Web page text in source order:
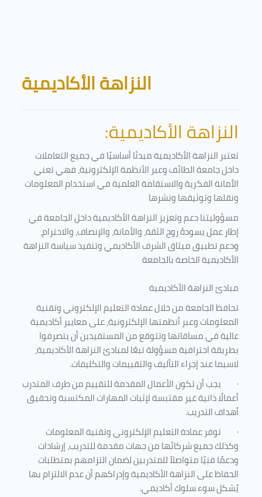
Blocks
النزاهة الأكاديمية
النزاهة الأكاديمية:
تعتبر النزاهة الأكاديمية مبدئا أساسيًا في جميع التعاملات
داخل جامعة الطائف وعبر الأنظمة الإلكترونية، فهي تعني
الأمانة الفكرية والاستقامة العلمية في استخدام المعلومات
ونقلها وتوثيقها ونشرها
مسؤوليتنا دعم وتعزيز النزاهة الأكاديمية داخل الجامعة في
إطار عمل يسودهُ روح الثقة، والأمانة، والإنصاف، والاحترام،
ودعم تطبيق ميثاق الشرف الأكاديمي وتنفيذ سياسة النزاهة
الأكاديمية الخاصة بالجامعة
مبادئ النزاهة الأكاديمية
تحافظ الجامعة من خلال عمادة التعليم الإلكتروني وتقنية
المعلومات وعبر أنظمتها الإلكترونية، على معايير أكاديمية
عالية في مساقاتها وتتوقع من المستفيدين أن يتصرفوا
بطريقة احترافية مسؤولة تبعًا لمبادئ النزاهة الأكاديمية،
لاسيما عند إجراء التأليف والتقييمات والتكليفات.
· يجب أن تكون الأعمال المقدمة للتقييم من طرف المتدرب
أعمالًا ذاتية غير مقتبسة لإثبات المهارات المكتسبة وتحقيق
أهداف التدريب.
· توفر عمادة التعليم الإلكتروني وتقنية المعلومات
وكذلك جميع شركائها من جهات مقدمة للتدريب، إرشادات
ودعمًا فنيًا متواصلاً للمتدربين لضمان التزامهم بمتطلبات
الحفاظ على النزاهة الأكاديمية وإدراكهم أن عدم الالتزام بها
يُشكل سوء سلوك أكاديمي.